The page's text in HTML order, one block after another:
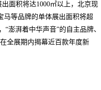
面积将达1000㎡以上，北京现
马等品牌的单体展出面积将超
澎湃着中华声音”的自主品牌、
全展期内揭幕近百款年度新